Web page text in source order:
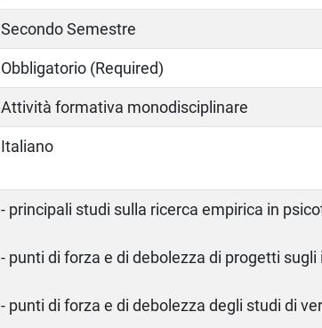
Secondo Semestre
Obbligatorio (Required)
Attività formativa monodisciplinare
Italiano
- principali studi sulla ricerca empirica in
- punti di forza e di debolezza di progetti
- punti di forza e di debolezza degli studi di